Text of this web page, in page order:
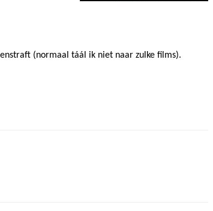
(normaal táál ik niet naar zulke films).